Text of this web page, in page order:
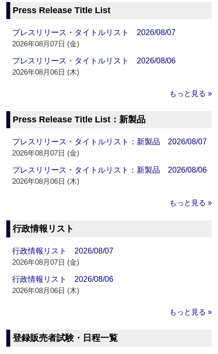
Press Release Title List
プレスリリース・タイトルリスト 2026/08/07
2026年08月07日 (金)
プレスリリース・タイトルリスト 2026/08/06
2026年08月06日 (木)
もっと見る »
Press Release Title List：新製品
プレスリリース・タイトルリスト：新製品 2026/08/07
2026年08月07日 (金)
プレスリリース・タイトルリスト：新製品 2026/08/06
2026年08月06日 (木)
もっと見る »
行政情報リスト
行政情報リスト 2026/08/07
2026年08月07日 (金)
行政情報リスト 2026/08/06
2026年08月06日 (木)
もっと見る »
登録販売者試験・日程一覧